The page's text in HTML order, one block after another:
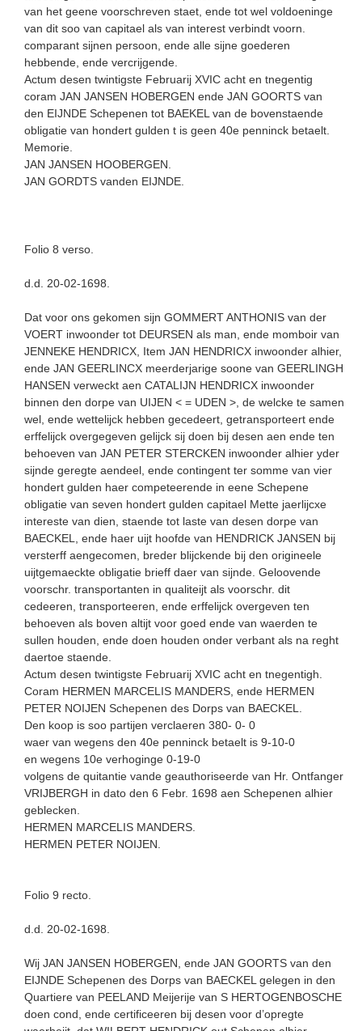
van het geene voorschreven staet, ende tot wel voldoeninge
van dit soo van capitael als van interest verbindt voorn.
comparant sijnen persoon, ende alle sijne goederen
hebbende, ende vercrijgende.
Actum desen twintigste Februarij XVIC acht en tnegentig
coram JAN JANSEN HOBERGEN ende JAN GOORTS van
den EIJNDE Schepenen tot BAEKEL van de bovenstaende
obligatie van hondert gulden t is geen 40e penninck betaelt.
Memorie.
JAN JANSEN HOOBERGEN.
JAN GORDTS vanden EIJNDE.
Folio 8 verso.
d.d. 20-02-1698.
Dat voor ons gekomen sijn GOMMERT ANTHONIS van der
VOERT inwoonder tot DEURSEN als man, ende momboir van
JENNEKE HENDRICX, Item JAN HENDRICX inwoonder alhier,
ende JAN GEERLINCX meerderjarige soone van GEERLINGH
HANSEN verweckt aen CATALIJN HENDRICX inwoonder
binnen den dorpe van UIJEN < = UDEN >, de welcke te samen
wel, ende wettelijck hebben gecedeert, getransporteert ende
erffelijck overgegeven gelijck sij doen bij desen aen ende ten
behoeven van JAN PETER STERCKEN inwoonder alhier yder
sijnde geregte aendeel, ende contingent ter somme van vier
hondert gulden haer competeerende in eene Schepene
obligatie van seven hondert gulden capitael Mette jaerlijcxe
intereste van dien, staende tot laste van desen dorpe van
BAECKEL, ende haer uijt hoofde van HENDRICK JANSEN bij
versterff aengecomen, breder blijckende bij den origineele
uijtgemaeckte obligatie brieff daer van sijnde. Geloovende
voorschr. transportanten in qualiteijt als voorschr. dit
cedeeren, transporteeren, ende erffelijck overgeven ten
behoeven als boven altijt voor goed ende van waerden te
sullen houden, ende doen houden onder verbant als na reght
daertoe staende.
Actum desen twintigste Februarij XVIC acht en tnegentigh.
Coram HERMEN MARCELIS MANDERS, ende HERMEN
PETER NOIJEN Schepenen des Dorps van BAECKEL.
Den koop is soo partijen verclaeren 380- 0- 0
waer van wegens den 40e penninck betaelt is 9-10-0
en wegens 10e verhoginge 0-19-0
volgens de quitantie vande geauthoriseerde van Hr. Ontfanger
VRIJBERGH in dato den 6 Febr. 1698 aen Schepenen alhier
geblecken.
HERMEN MARCELIS MANDERS.
HERMEN PETER NOIJEN.
Folio 9 recto.
d.d. 20-02-1698.
Wij JAN JANSEN HOBERGEN, ende JAN GOORTS van den
EIJNDE Schepenen des Dorps van BAECKEL gelegen in den
Quartiere van PEELAND Meijerije van S HERTOGENBOSCHE
doen cond, ende certificeeren bij desen voor d’opregte